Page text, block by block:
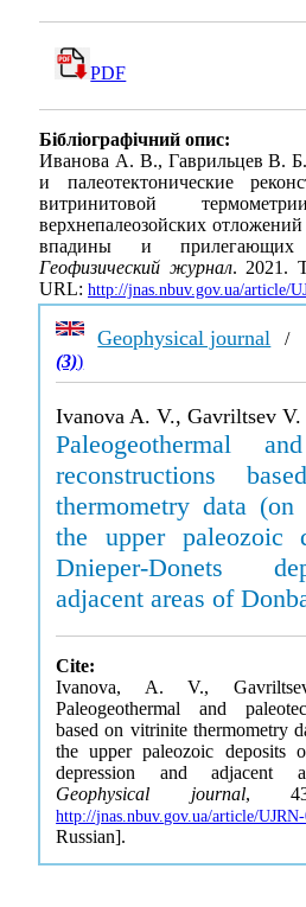
PDF
Бібліографічний опис:
Иванова А. В., Гаврильцев В. Б.
и палеотектонические
витринитовой
верхнепалеозойских
впадины и прилегающих
Геофизический журнал. 2021.
URL: http://jnas.nbuv.gov.ua/article/
Geophysical journal /
(3))
Ivanova A. V., Gavriltsev V.
Paleogeothermal
reconstructions
thermometry data
the upper paleozoic
Dnieper-Donets
adjacent areas of
Cite:
Ivanova, A. V.,
Paleogeothermal and
based on vitrinite thermometry
the upper paleozoic deposits
depression and adjacent
Geophysical journal,
http://jnas.nbuv.gov.ua/article/
Russian].